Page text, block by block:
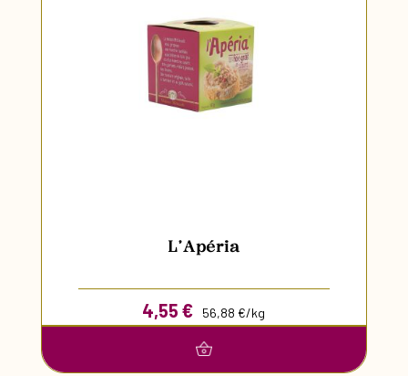
L’Apéria
4,55€ 56,88 €/kg